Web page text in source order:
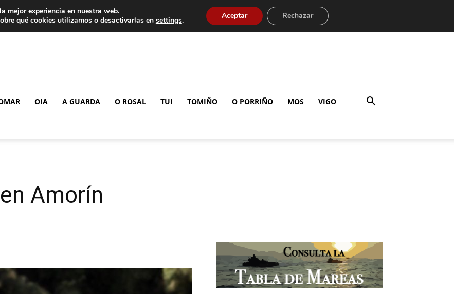
OIA A GUARDA O ROSAL TUI TOMIÑO O PORRIÑO MOS VIGO
Amorín
mejor experiencia en nuestra web.
qué cookies utilizamos o desactivarlas en settings. Aceptar Rechazar